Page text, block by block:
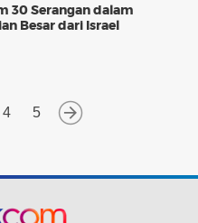
30 Serangan dalam
Besar dari Israel
4 5